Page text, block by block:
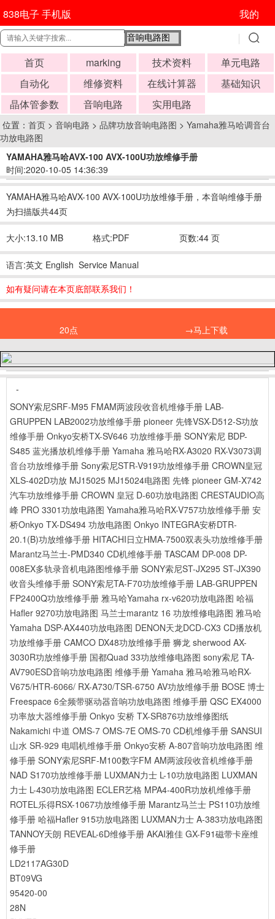
838电子 手机版 我的
首页 marking 技术资料
单元电路
自动化
维修资料 在线计算器
基础知识
晶体管参数
音响电路 实用电路
位置： 首页 > 音响电路 > 品牌功放音响电路图 > Yamaha雅马哈调音台
功放电路图
YAMAHA雅马哈AVX-100 AVX-100U功放维修手册
时间:2020-10-05 14:36:39
YAMAHA雅马哈AVX-100 AVX-100U功放维修手册，本音响维修手册
为扫描版共44页
大小:13.10 MB 格式:PDF 页数:44 页
语言:英文 English Service Manual
如有疑问请在本页底部联系我们！
20点 →马上下载
-
SONY索尼SRF-M95 FMAM两波段收音机维修手册 LAB-
GRUPPEN LAB2002功放维修手册 pioneer 先锋VSX-D512-S功放
维修手册 Onkyo安桥TX-SV646 功放维修手册 SONY索尼 BDP-
S485 蓝光播放机维修手册 Yamaha 雅马哈RX-A3020 RX-V3073调
音台功放维修手册 Sony索尼STR-V919功放维修手册 CROWN皇冠
XLS-402D功放 MJ15025 MJ15024电路图 先锋 pioneer GM-X742
汽车功放维修手册 CROWN 皇冠 D-60功放电路图 CRESTAUDIO高
峰 PRO 3301功放电路图 Yamaha雅马哈RX-V757功放维修手册 安
桥Onkyo TX-DS494 功放电路图 Onkyo INTEGRA安桥DTR-
20.1(B)功放维修手册 HITACHI日立HMA-7500双表头功放维修手册
Marantz马兰士-PMD340 CD机维修手册 TASCAM DP-008 DP-
008EX多轨录音机电路图维修手册 SONY索尼ST-JX295 ST-JX390
收音头维修手册 SONY索尼TA-F70功放维修手册 LAB-GRUPPEN
FP2400Q功放维修手册 雅马哈Yamaha rx-v620功放电路图 哈福
Hafler 9270功放电路图 马兰士marantz 16 功放维修电路图 雅马哈
Yamaha DSP-AX440功放电路图 DENON天龙DCD-CX3 CD播放机
功放维修手册 CAMCO DX48功放维修手册 狮龙 sherwood AX-
3030R功放维修手册 国都Quad 33功放维修电路图 sony索尼 TA-
AV790ESD音响功放电路图 维修手册 Yamaha 雅马哈雅马哈RX-
V675/HTR-6066/ RX-A730/TSR-6750 AV功放维修手册 BOSE 博士
Freespace 6全频带驱动器音响功放电路图 维修手册 QSC EX4000
功率放大器维修手册 Onkyo 安桥 TX-SR876功放维修图纸
Nakamichi 中道 OMS-7 OMS-7E OMS-70 CD机维修手册 SANSUI
山水 SR-929 电唱机维修手册 Onkyo安桥 A-807音响功放电路图 维
修手册 SONY索尼SRF-M100数字FM AM两波段收音机维修手册
NAD S170功放维修手册 LUXMAN力士 L-10功放电路图 LUXMAN
力士 L-430功放电路图 ECLER艺格 MPA4-400R功放机维修手册
ROTEL乐得RSX-1067功放维修手册 Marantz马兰士 PS110功放维
修手册 哈福Hafler 915功放电路图 LUXMAN力士 A-383功放电路图
TANNOY天朗 REVEAL-6D维修手册 AKAI雅佳 GX-F91磁带卡座维
修手册
LD2117AG30D
BT09VG
95420-00
28N